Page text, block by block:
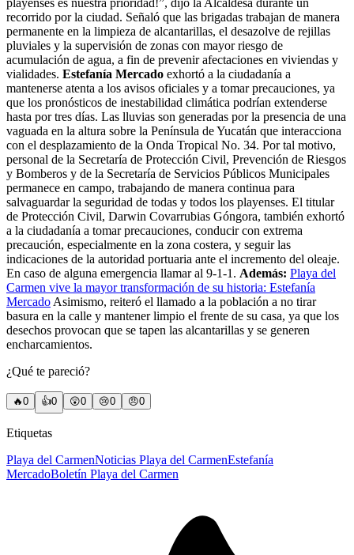
recorrido por la ciudad. Señaló que las brigadas trabajan de manera
permanente en la limpieza de alcantarillas, el desazolve de rejillas
pluviales y la supervisión de zonas con mayor riesgo de
acumulación de agua, a fin de prevenir afectaciones en viviendas y
vialidades. Estefanía Mercado exhortó a la ciudadanía a
mantenerse atenta a los avisos oficiales y a tomar precauciones, ya
que los pronósticos de inestabilidad climática podrían extenderse
hasta por tres días. Las lluvias son generadas por la presencia de una
vaguada en la altura sobre la Península de Yucatán que interacciona
con el desplazamiento de la Onda Tropical No. 34. Por tal motivo,
personal de la Secretaría de Protección Civil, Prevención de Riesgos
y Bomberos y de la Secretaría de Servicios Públicos Municipales
permanece en campo, trabajando de manera continua para
salvaguardar la seguridad de todas y todos los playenses. El titular
de Protección Civil, Darwin Covarrubias Góngora, también exhortó
a la ciudadanía a tomar precauciones, conducir con extrema
precaución, especialmente en la zona costera, y seguir las
indicaciones de la autoridad portuaria ante el incremento del oleaje.
En caso de alguna emergencia llamar al 9-1-1. Además: Playa del
Carmen vive la mayor transformación de su historia: Estefanía
Mercado Asimismo, reiteró el llamado a la población a no tirar
basura en la calle y mantener limpio el frente de su casa, ya que los
desechos provocan que se tapen las alcantarillas y se generen
encharcamientos.
¿Qué te pareció?
🔥0 👍0 😲0 😢0 😠0
Etiquetas
Playa del CarmenNoticias Playa del CarmenEstefanía
MercadoBoletín Playa del Carmen